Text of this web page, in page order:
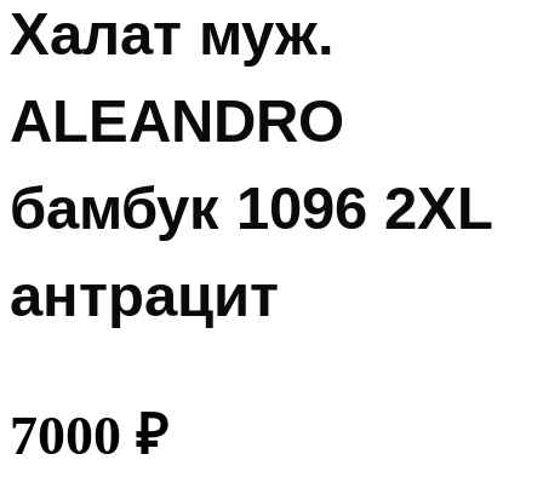
Халат муж.
ALEANDRO
бамбук 1096 2XL
антрацит
7000 ₽